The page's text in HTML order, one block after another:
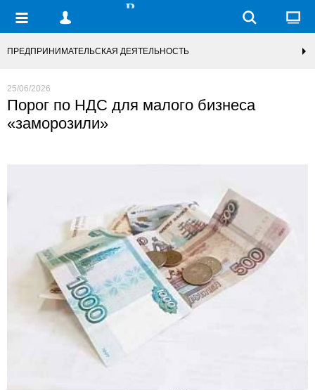
ПРЕДПРИНИМАТЕЛЬСКАЯ ДЕЯТЕЛЬНОСТЬ
25/06/2026
Порог по НДС для малого бизнеса
«заморозили»